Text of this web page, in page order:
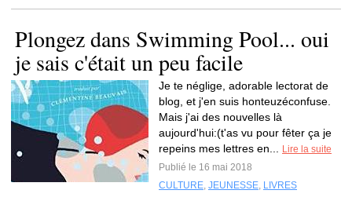
Plongez dans Swimming Pool... oui
je sais c'était un peu facile
Je te néglige, adorable lectorat de
blog, et j'en suis honteuzéconfuse.
Mais j'ai des nouvelles là
aujourd'hui:(t'as vu pour fêter ça je
repeins mes lettres en...
Lire la suite
Publié le 16 mai 2018
CULTURE, JEUNESSE, LIVRES